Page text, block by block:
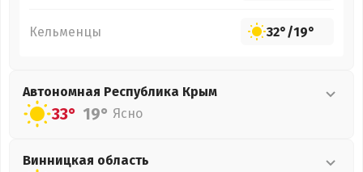
Кельменцы 32°/19°
Автономная Республика Крым
33° 19° Ясно
Винницкая область